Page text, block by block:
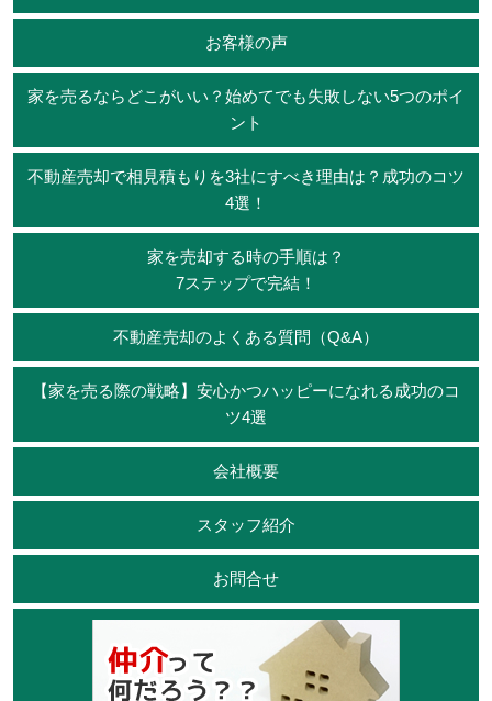
お客様の声
家を売るならどこがいい？始めてでも失敗しない5つのポイ
ント
不動産売却で相見積もりを3社にすべき理由は？成功のコツ
4選！
家を売却する時の手順は？
7ステップで完結！
不動産売却のよくある質問（Q&A）
【家を売る際の戦略】安心かつハッピーになれる成功のコ
ツ4選
会社概要
スタッフ紹介
お問合せ